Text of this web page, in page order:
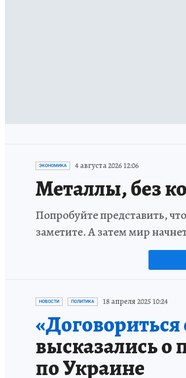
ЭКОНОМИКА 4 августа 2026 12:06
Металлы, без
Попробуйте представить,
заметите. А затем мир
НОВОСТИ ПОЛИТИКА 18 апреля 2025 10:24
высказались о
по Украине